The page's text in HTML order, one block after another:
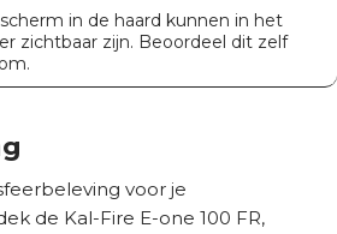
in de haard kunnen in het
zichtbaar zijn. Beoordeel dit zelf
voor je
de Kal-Fire E-one 100 FR,